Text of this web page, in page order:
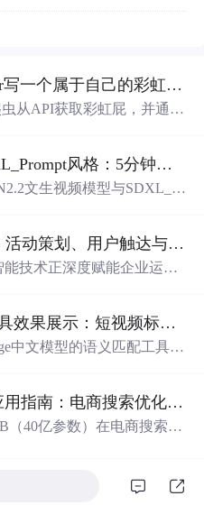
用python爬虫,pyinstaller写一个属于自己的彩虹屁生成器！（链接在文末自取）
从API获取彩虹屁，并通过
WAN2.2文生视频+SDXL_Prompt风格：5分钟快速上手中文提示词视频生成
文生视频模型与SDXL_Pr
应用，以及Motion Smoot
大零代码优化方法，全部操
GPT-5.6运营实战测评：活动策划、用户触达与复盘分析
技术正深度赋能企业运
重复性、程式化的脑力劳
产与数据分析的效率。其
”会员激活活动，系统测评
**活动方案策划**的创意
渠道内容适配等方面的
StructBERT语义匹配工具效果展示：短视频标题与文案语义相关性分析
中文模型的语义匹配工具，
输出相似度并可视化分级
质量管控、创作辅助与批量
Qwen3-Embedding-4B应用指南：电商搜索优化实战案例
（40亿参数）在电商搜索优
’‘送长辈/血压计’‘防晒衣/冰